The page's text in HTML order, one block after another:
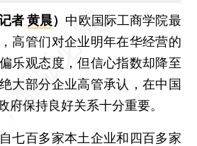
者黄晨） 中欧国际工商学院最
高管们对企业明年在华经营的
乐观态度，但信心指数却降至
大部分企业高管承认，在中国
府保持良好关系十分重要。
百多家本土企业和四百多家